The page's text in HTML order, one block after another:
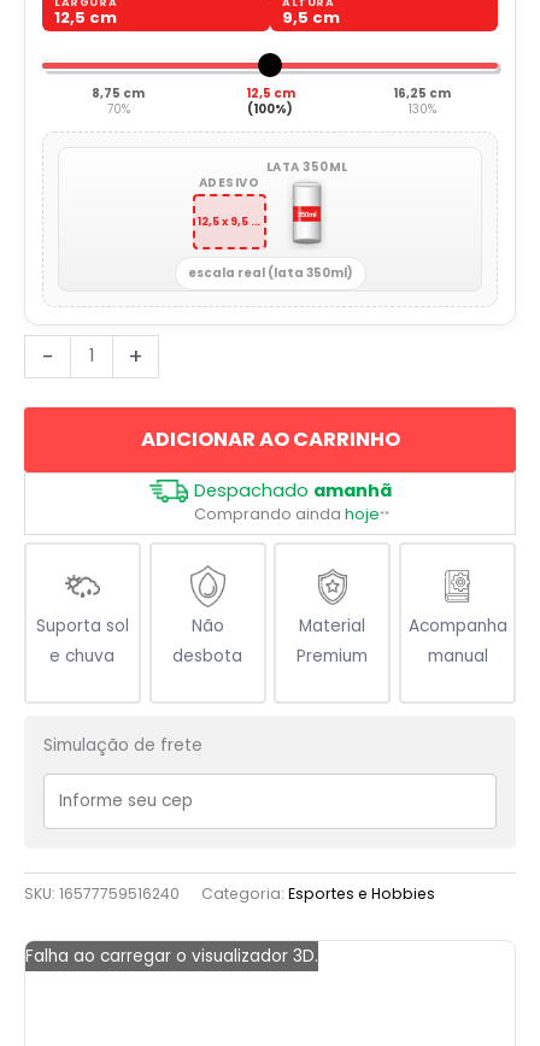
12,5 cm 9,5 cm
8,75 cm
70%
12,5 cm
(100%)
16,25 cm
130%
ADESIVO
12,5 x 9,5 cm
LATA 350ML
escala real (lata 350ml)
-
Jogando
Capoeira
quantidade
+
ADICIONAR AO CARRINHO
Despachado amanhã
Comprando ainda hoje**
Suporta sol
e chuva
Não
desbota
Material
Premium
Acompanha
manual
Simulação de frete
SKU: 16577759516240 Categoria: Esportes e Hobbies
Falha ao carregar o visualizador 3D.